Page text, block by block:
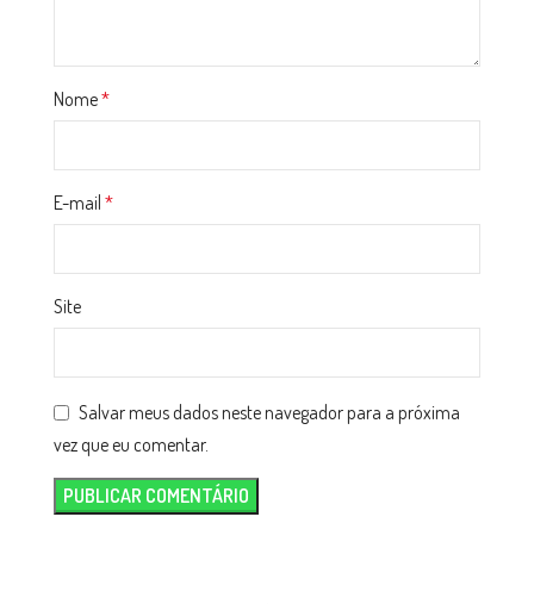
Nome*
E-mail *
Site
Salvar meus dados neste navegador para a próxima
vez que eu comentar.